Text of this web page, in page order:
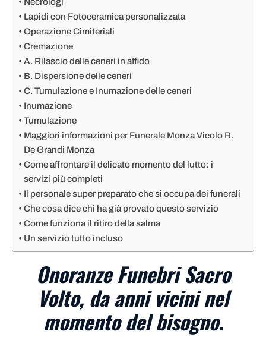
Lapidi con Fotoceramica personalizzata
Operazione Cimiteriali
Cremazione
A. Rilascio delle ceneri in affido
B. Dispersione delle ceneri
C. Tumulazione e Inumazione delle ceneri
Inumazione
Tumulazione
Maggiori informazioni per Funerale Monza Vicolo R.
De Grandi Monza
Come affrontare il delicato momento del lutto: i
servizi più completi
Il personale super preparato che si occupa dei funerali
Che cosa dice chi ha già provato questo servizio
Come funziona il ritiro della salma
Un servizio tutto incluso
Onoranze Funebri Sacro
Volto, da anni vicini nel
momento del bisogno.